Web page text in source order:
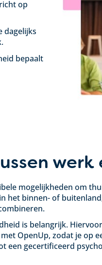
op
dagelijks
bepaalt
werk
mogelijkheden om
het binnen- of
is belangrijk.
OpenUp, zodat je op
een gecertificeerd